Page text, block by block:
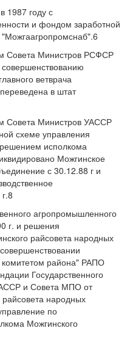
1987 году с
и фондом заработной
Совета Министров РСФСР
ветврача
в штат
Совета Министров УАССР
схеме управления
исполкома
Можгинское
с 30.12.88 г и
агропромышленного
г. и решения
райсовета народных
района" РАПО
Государственного
и Совета МПО от
народных
по
Можгинского